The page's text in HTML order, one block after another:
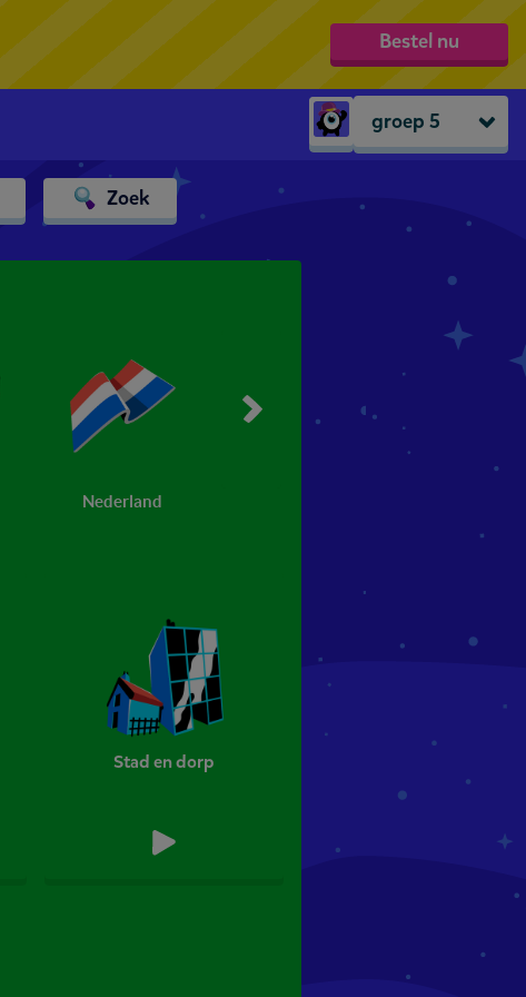
Bestel nu
groep 5
groep 1
groep 4
groep 5
Zoek
Nederland
Stad en dorp